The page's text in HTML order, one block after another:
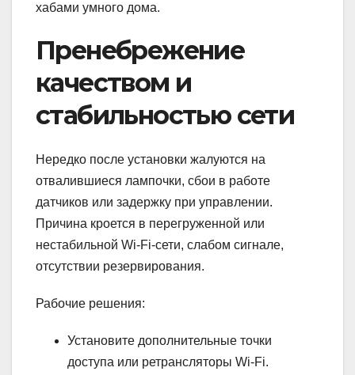
хабами умного дома.
Пренебрежение
качеством и
стабильностью сети
Нередко после установки жалуются на
отвалившиеся лампочки, сбои в работе
датчиков или задержку при управлении.
Причина кроется в перегруженной или
нестабильной Wi-Fi-сети, слабом сигнале,
отсутствии резервирования.
Рабочие решения:
Установите дополнительные точки
доступа или ретрансляторы Wi-Fi.